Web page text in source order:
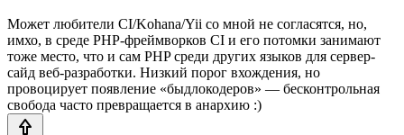
Может любители CI/Kohana/Yii со мной не согласятся, но,
имхо, в среде PHP-фреймворков CI и его потомки занимают
тоже место, что и сам PHP среди других языков для сервер-
сайд веб-разработки. Низкий порог вхождения, но
провоцирует появление «быдлокодеров» — бесконтрольная
свобода часто превращается в анархию :)